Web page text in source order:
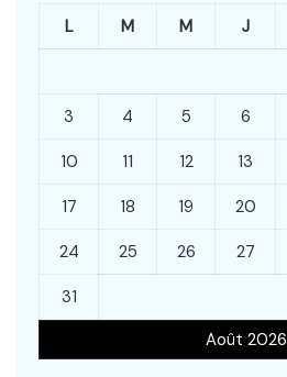
Août 2026
L M M J
3 4 5 6
10 11 12 13
17 18 19 20
24 25 26 27
31